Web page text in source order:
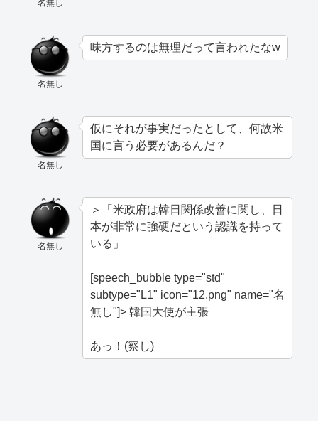
名無し
名無し
味方するのは無理だって言われたなw
名無し
仮にそれが事実だったとして、何故米
国に言う必要があるんだ？
名無し
＞「米政府は韓日関係改善に関し、日
本が非常に強硬だという認識を持って
いる」
[speech_bubble type="std"
subtype="L1" icon="12.png" name="名
無し"]> 韓国大使が主張
あっ！(察し)